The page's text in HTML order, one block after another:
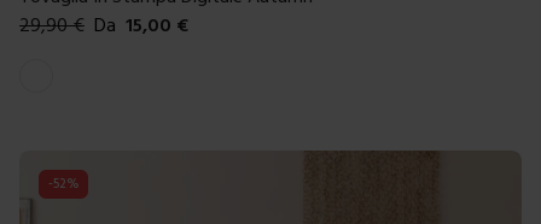
29,90€ Da 15,00 €
-52%